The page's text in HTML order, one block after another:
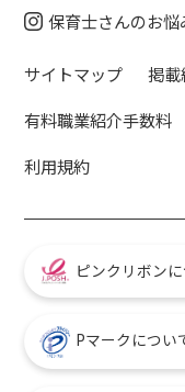
保育士さんのお
サイトマップ 掲
有料職業紹介手数料
利用規約
ピンクリボン
Pマークについ